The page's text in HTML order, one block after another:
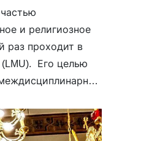
и религиозное
раз проходит в
Его целью
историк […]